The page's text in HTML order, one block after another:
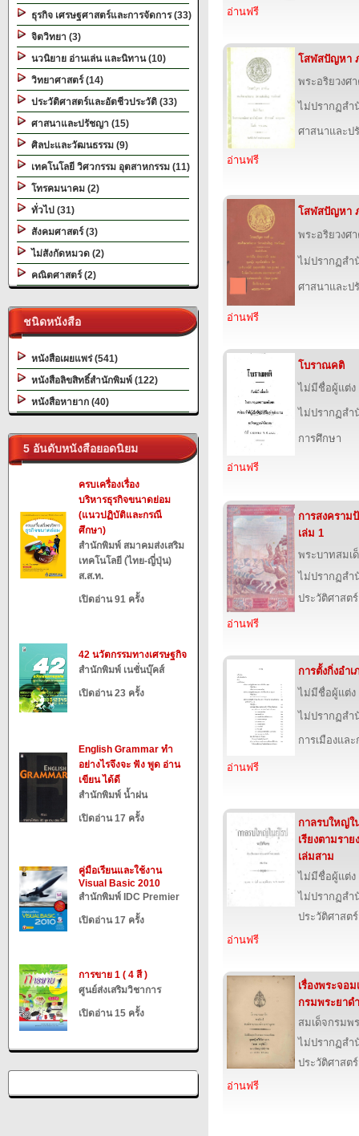
ธุรกิจ เศรษฐศาสตร์และการจัดการ (33)
จิตวิทยา (3)
นวนิยาย อ่านเล่น และนิทาน (10)
วิทยาศาสตร์ (14)
ประวัติศาสตร์และอัตชีวประวัติ (33)
ศาสนาและปรัชญา (15)
ศิลปะและวัฒนธรรม (9)
เทคโนโลยี วิศวกรรม อุตสาหกรรม (11)
โทรคมนาคม (2)
ทั่วไป (31)
สังคมศาสตร์ (3)
ไม่สังกัดหมวด (2)
คณิตศาสตร์ (2)
ชนิดหนังสือ
หนังสือเผยแพร่ (541)
หนังสือลิขสิทธิ์สำนักพิมพ์ (122)
หนังสือหายาก (40)
5 อันดับหนังสือยอดนิยม
ครบเครื่องเรื่อง
บริหารธุรกิจขนาดย่อม
(แนวปฏิบัติและกรณี
ศึกษา)
สำนักพิมพ์ สมาคมส่งเสริม
เทคโนโลยี (ไทย-ญี่ปุ่น)
ส.ส.ท.
เปิดอ่าน 91 ครั้ง
42 นวัตกรรมทางเศรษฐกิจ
สำนักพิมพ์ เนชั่นบุ๊คส์
เปิดอ่าน 23 ครั้ง
English Grammar ทำ
อย่างไรจึงจะ ฟัง พูด อ่าน
เขียน ได้ดี
สำนักพิมพ์ น้ำฝน
เปิดอ่าน 17 ครั้ง
คู่มือเรียนและใช้งาน
Visual Basic 2010
สำนักพิมพ์ IDC Premier
เปิดอ่าน 17 ครั้ง
การขาย 1 ( 4 สี )
ศูนย์ส่งเสริมวิชาการ
เปิดอ่าน 15 ครั้ง
อ่านฟรี
โสฬสปัญหา
พระอริยวงศ
ไม่ปรากฏส
ศาสนาและป
อ่านฟรี
โสฬสปัญหา
พระอริยวงศ
ไม่ปรากฏส
ศาสนาและป
อ่านฟรี
โบราณคติ
ไม่มีชื่อผู้แต่ง
ไม่ปรากฏส
การศึกษา
อ่านฟรี
การสงคราม
เล่ม 1
พระบาทสมเ
ไม่ปรากฏส
ประวัติศาสต
อ่านฟรี
การตั้งกิ่งอำ
ไม่มีชื่อผู้แต่ง
ไม่ปรากฏส
การเมืองแล
อ่านฟรี
กาลรบใหญ่ใ
เรียงตามรา
เล่มสาม
ไม่มีชื่อผู้แต่ง
ไม่ปรากฏส
ประวัติศาสต
อ่านฟรี
เรื่องพระจอ
กรมพระยาด
สมเด็จกรมพ
ไม่ปรากฏส
ประวัติศาสต
อ่านฟรี